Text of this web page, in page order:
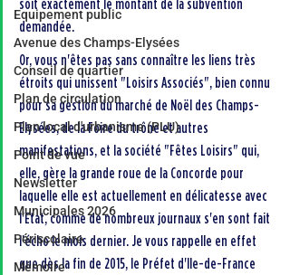
Equipement public
Avenue des Champs-Elysées
Conseil de quartier
Plan de circulation
Plan local d'urbanisme (PLU)
Point de vue
Newsletter
Municipales 2026
Périscolaire
Mémoire
soit exactement le montant de la subvention
demandée.
Or, vous n'êtes pas sans connaître les liens très
étroits qui unissent "Loisirs Associés", bien connu
pour sa gestion du marché de Noël des Champs-
Elysées, de la Foire du trône et autres
manifestations, et la société "Fêtes Loisirs" qui,
elle, gère la grande roue de la Concorde pour
laquelle elle est actuellement en délicatesse avec
l'Etat, comme de nombreux journaux s'en sont fait
l'écho le mois dernier. Je vous rappelle en effet
que dès la fin de 2015, le Préfet d'Ile-de-France